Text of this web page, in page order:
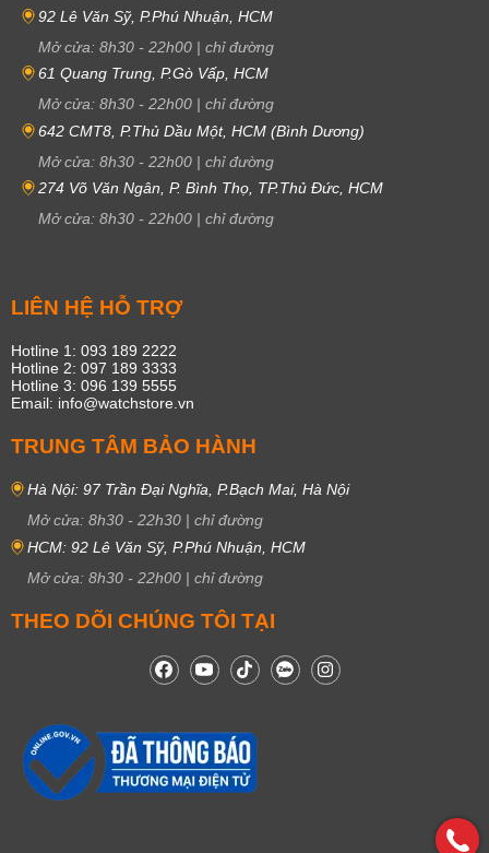
92 Lê Văn Sỹ, P.Phú Nhuận, HCM
Mở cửa: 8h30 - 22h00 | chỉ đường
61 Quang Trung, P.Gò Vấp, HCM
Mở cửa: 8h30 - 22h00 | chỉ đường
642 CMT8, P.Thủ Dầu Một, HCM (Bình Dương)
Mở cửa: 8h30 - 22h00 | chỉ đường
274 Võ Văn Ngân, P. Bình Thọ, TP.Thủ Đức, HCM
Mở cửa: 8h30 - 22h00 | chỉ đường
LIÊN HỆ HỖ TRỢ
Hotline 1: 093 189 2222
Hotline 2: 097 189 3333
Hotline 3: 096 139 5555
Email: info@watchstore.vn
TRUNG TÂM BẢO HÀNH
Hà Nội: 97 Trần Đại Nghĩa, P.Bạch Mai, Hà Nội
Mở cửa: 8h30 - 22h30 | chỉ đường
HCM: 92 Lê Văn Sỹ, P.Phú Nhuận, HCM
Mở cửa: 8h30 - 22h00 | chỉ đường
THEO DÕI CHÚNG TÔI TẠI